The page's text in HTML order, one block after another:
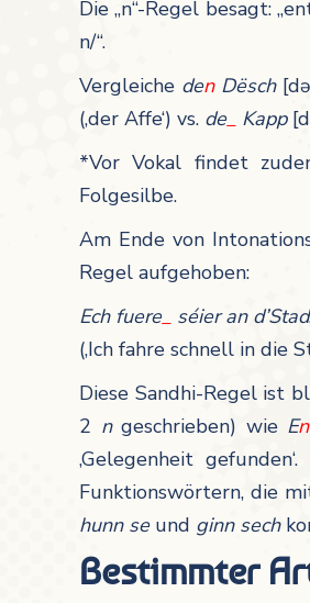
Die „n“-Regel besagt:
n/“.
Vergleiche denDësch
(‚der Affe‘) vs. de_ Kapp
*Vor Vokal findet
Folgesilbe.
Am Ende von
Regel aufgehoben:
Ech fuere_ séier an d’Stad
(‚Ich fahre schnell in die
Diese Sandhi-Regel ist
2 ngeschrieben) wie E
‚Gelegenheit
Funktionswörtern, die
hunn se und ginn sech
Bestimmter